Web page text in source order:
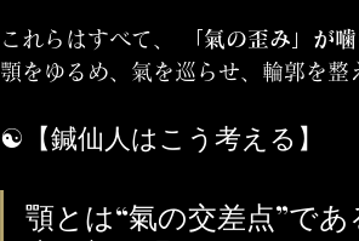
これらはすべて、 「氣の歪み」が
顎をゆるめ、氣を巡らせ、輪郭を整
☯️【鍼仙人はこう考える】
顎とは“氣の交差点”で